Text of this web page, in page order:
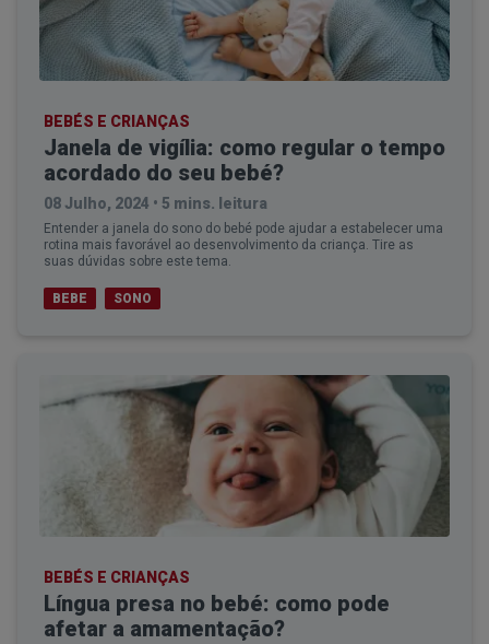
BEBÉS E CRIANÇAS
Janela de vigília: como regular o tempo
acordado do seu bebé?
08 Julho, 2024 • 5 mins. leitura
Entender a janela do sono do bebé pode ajudar a estabelecer uma
rotina mais favorável ao desenvolvimento da criança. Tire as
suas dúvidas sobre este tema.
BEBE SONO
BEBÉS E CRIANÇAS
Língua presa no bebé: como pode
afetar a amamentação?